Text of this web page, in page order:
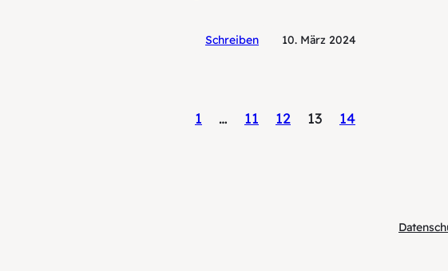
Schreiben 10. März 2024
1 … 11 12 13 14